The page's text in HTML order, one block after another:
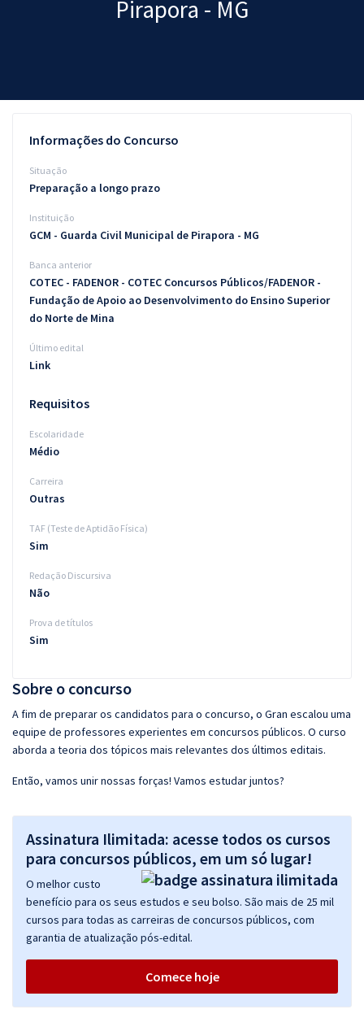
Questões grátis
Blog
Aprovados
Atendimento
Pirapora - MG
Sobre o concurso
A fim de preparar os candidatos para o concurso, o Gran escalou uma
equipe de professores experientes em concursos públicos. O curso
aborda a teoria dos tópicos mais relevantes dos últimos editais.
Então, vamos unir nossas forças! Vamos estudar juntos?
Assinatura Ilimitada: acesse todos os cursos
para concursos públicos, em um só lugar!
O melhor custo
benefício para os seus estudos e seu bolso. São mais de 25 mil
cursos para todas as carreiras de concursos públicos, com
garantia de atualização pós-edital.
Comece hoje
Informações do Concurso
Situação
Preparação a longo prazo
Instituição
GCM - Guarda Civil Municipal de Pirapora - MG
Banca anterior
COTEC - FADENOR - COTEC Concursos Públicos/FADENOR -
Fundação de Apoio ao Desenvolvimento do Ensino Superior
do Norte de Mina
Último edital
Link
Requisitos
Escolaridade
Médio
Carreira
Outras
TAF (Teste de Aptidão Física)
Sim
Redação Discursiva
Não
Prova de títulos
Sim